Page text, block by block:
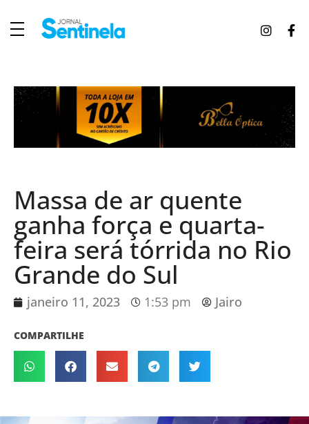
Massa de ar quente
ganha força e quarta-
feira será tórrida no Rio
Grande do Sul
janeiro 11, 2023 1:53 pm Jairo
COMPARTILHE